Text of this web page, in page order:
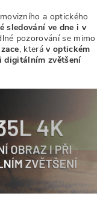
a optického
sledování ve dne i v
pozorování se mimo
, která v optickém
digitálním zvětšení